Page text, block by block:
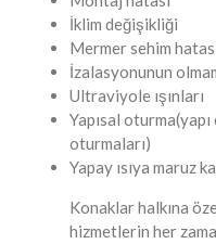
İklim değişikliği
Mermer sehim
İzalasyonunun
Ultraviyole ışınları
Yapısal
oturmaları)
Yapay ısıya maruz
Konaklar halkına
hizmetlerin her